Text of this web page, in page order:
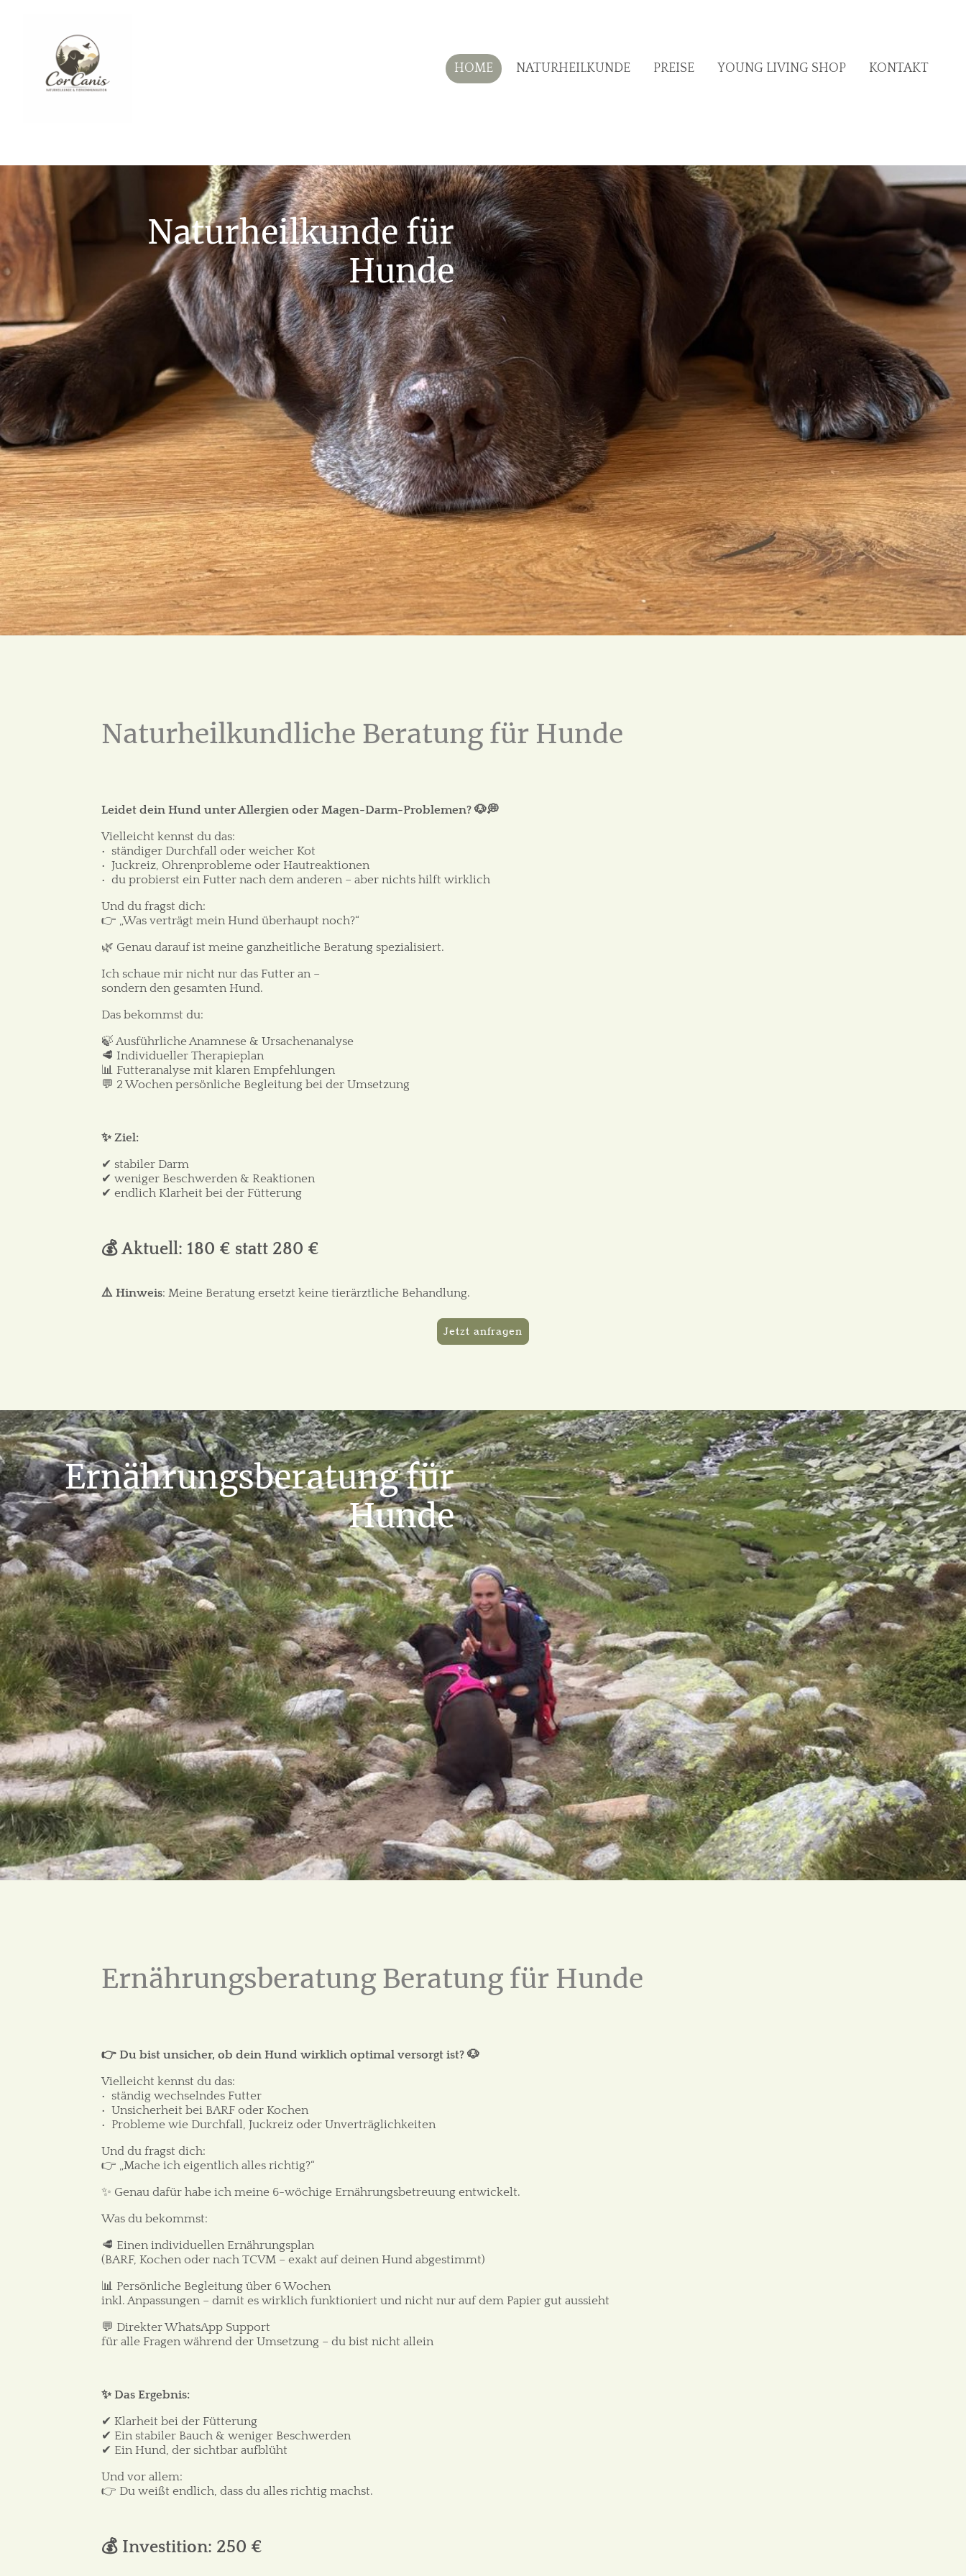
HOME NATURHEILKUNDE PREISE YOUNG LIVING SHOP KONTAKT
Naturheilkunde für
Hunde
Naturheilkundliche Beratung für Hunde
Leidet dein Hund unter Allergien oder Magen-Darm-Problemen? 🐶💭
Vielleicht kennst du das:
•⁠ ⁠ständiger Durchfall oder weicher Kot
•⁠ ⁠Juckreiz, Ohrenprobleme oder Hautreaktionen
•⁠ ⁠du probierst ein Futter nach dem anderen – aber nichts hilft wirklich
Und du fragst dich:
👉 „Was verträgt mein Hund überhaupt noch?“
🌿 Genau darauf ist meine ganzheitliche Beratung spezialisiert.
Ich schaue mir nicht nur das Futter an –
sondern den gesamten Hund.
Das bekommst du:
🍃 Ausführliche Anamnese & Ursachenanalyse
🥩 Individueller Therapieplan
📊 Futteranalyse mit klaren Empfehlungen
💬 2 Wochen persönliche Begleitung bei der Umsetzung
✨ Ziel:
✔ stabiler Darm
✔ weniger Beschwerden & Reaktionen
✔ endlich Klarheit bei der Fütterung
💰 Aktuell: 180 € statt 280 €
⚠️ Hinweis: Meine Beratung ersetzt keine tierärztliche Behandlung.
Jetzt anfragen
Ernährungsberatung für
Hunde
Ernährungsberatung Beratung für Hunde
👉 Du bist unsicher, ob dein Hund wirklich optimal versorgt ist? 🐶
Vielleicht kennst du das:
•⁠ ⁠ständig wechselndes Futter
•⁠ ⁠Unsicherheit bei BARF oder Kochen
•⁠ ⁠Probleme wie Durchfall, Juckreiz oder Unverträglichkeiten
Und du fragst dich:
👉 „Mache ich eigentlich alles richtig?“
✨ Genau dafür habe ich meine 6-wöchige Ernährungsbetreuung entwickelt.
Was du bekommst:
🥩 Einen individuellen Ernährungsplan
(BARF, Kochen oder nach TCVM – exakt auf deinen Hund abgestimmt)
📊 Persönliche Begleitung über 6 Wochen
inkl. Anpassungen – damit es wirklich funktioniert und nicht nur auf dem Papier gut aussieht
💬 Direkter WhatsApp Support
für alle Fragen während der Umsetzung – du bist nicht allein
✨ Das Ergebnis:
✔ Klarheit bei der Fütterung
✔ Ein stabiler Bauch & weniger Beschwerden
✔ Ein Hund, der sichtbar aufblüht
Und vor allem:
👉 Du weißt endlich, dass du alles richtig machst.
💰 Investition: 250 €